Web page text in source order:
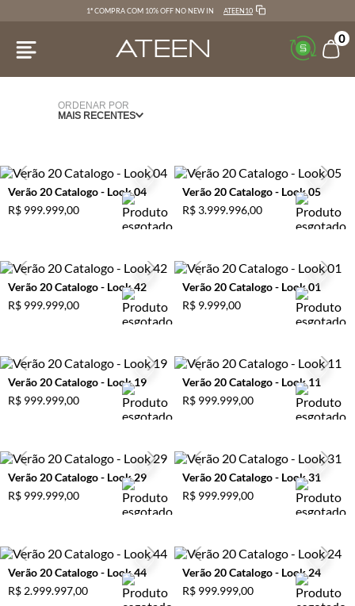
1ª COMPRA COM 10% OFF NO NEW IN ATEEN10
0
ORDENAR POR
MAIS RECENTES
Verão 20 Catalogo - Look 04
R$ 999.999,00
Verão 20 Catalogo - Look 05
R$ 3.999.996,00
Verão 20 Catalogo - Look 42
R$ 999.999,00
Verão 20 Catalogo - Look 01
R$ 9.999,00
Verão 20 Catalogo - Look 19
R$ 999.999,00
Verão 20 Catalogo - Look 11
R$ 999.999,00
Verão 20 Catalogo - Look 29
R$ 999.999,00
Verão 20 Catalogo - Look 31
R$ 999.999,00
Verão 20 Catalogo - Look 44
R$ 2.999.997,00
Verão 20 Catalogo - Look 24
R$ 999.999,00